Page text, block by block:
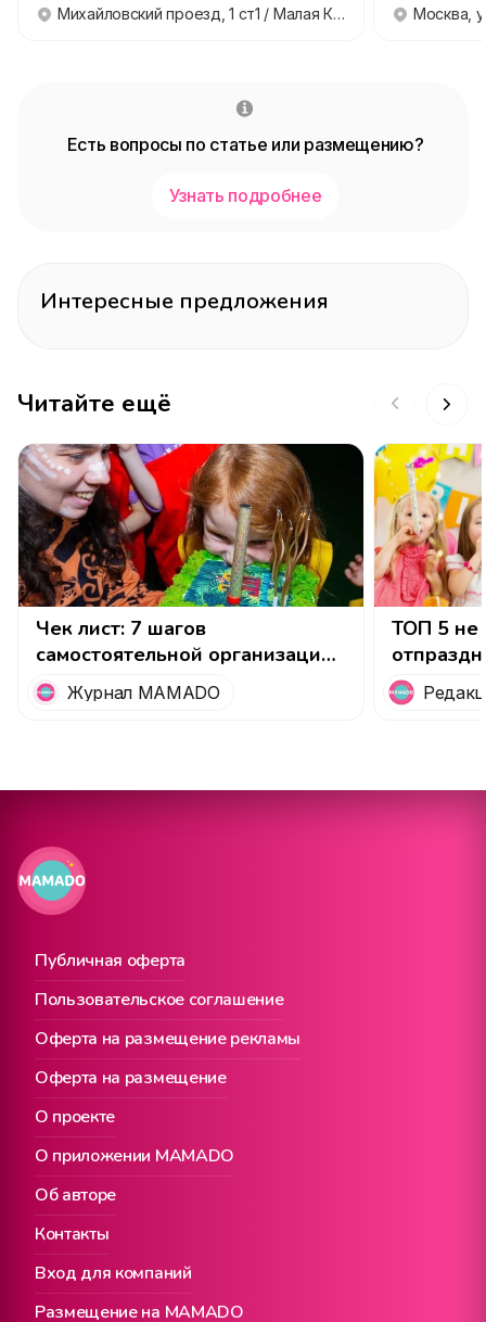
Михайловский проезд, 1 ст1 / Малая Калитниковская, 24 - цокольный этаж, 1 подъезд
Есть вопросы по статье или размещению?
Узнать подробнее
Интересные предложения
Читайте ещё
Чек лист: 7 шагов
самостоятельной организации
детского праздника
Журнал MAMADO
ТОП 5 не
Публичная оферта
О проекте
Вход для компаний
Пользовательское соглашение
О приложении MAMADO
Размещение на MAMADO
Оферта на размещение рекламы
Об авторе
Оферта на размещение
Контакты